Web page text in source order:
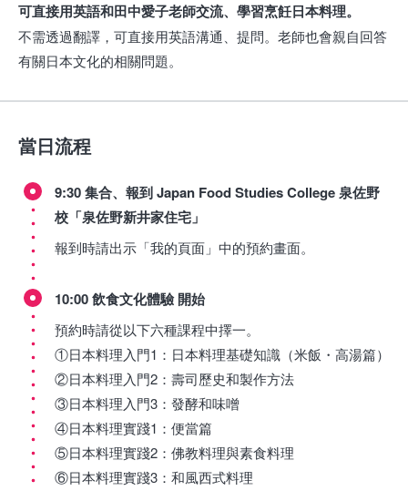
可直接用英語和田中愛子老師交流、學習烹飪日本料理。
不需透過翻譯，可直接用英語溝通、提問。老師也會親自回答
有關日本文化的相關問題。
當日流程
9:30 集合、報到 Japan Food Studies College 泉佐野
校「泉佐野新井家住宅」
報到時請出示「我的頁面」中的預約畫面。
10:00 飲食文化體驗 開始
預約時請從以下六種課程中擇一。
①日本料理入門1：日本料理基礎知識（米飯・高湯篇）
②日本料理入門2：壽司歷史和製作方法
③日本料理入門3：發酵和味噌
④日本料理實踐1：便當篇
⑤日本料理實踐2：佛教料理與素食料理
⑥日本料理實踐3：和風西式料理